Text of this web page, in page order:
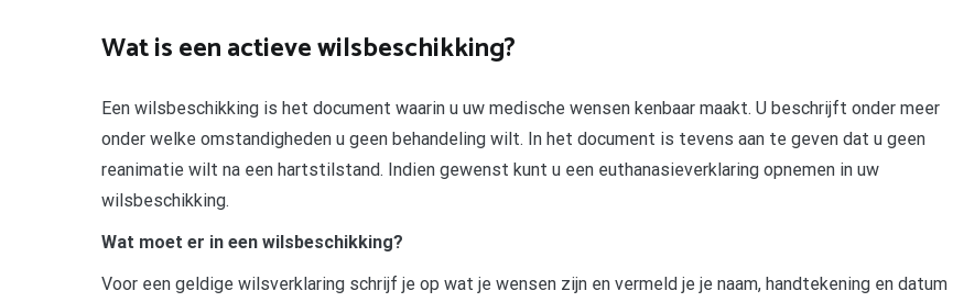
Wat is een actieve wilsbeschikking?
Een wilsbeschikking is het document waarin u uw medische wensen kenbaar maakt. U beschrijft onder meer
onder welke omstandigheden u geen behandeling wilt. In het document is tevens aan te geven dat u geen
reanimatie wilt na een hartstilstand. Indien gewenst kunt u een euthanasieverklaring opnemen in uw
wilsbeschikking.
Wat moet er in een wilsbeschikking?
Voor een geldige wilsverklaring schrijf je op wat je wensen zijn en vermeld je je naam, handtekening en datum